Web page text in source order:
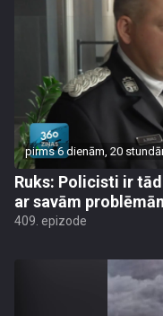
pirms 6 dienām, 20
Ruks: Policisti ir
ar savām
409. epizode